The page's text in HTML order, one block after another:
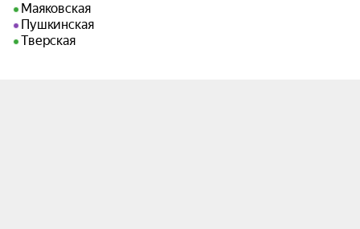
Маяковская
Пушкинская
Тверская